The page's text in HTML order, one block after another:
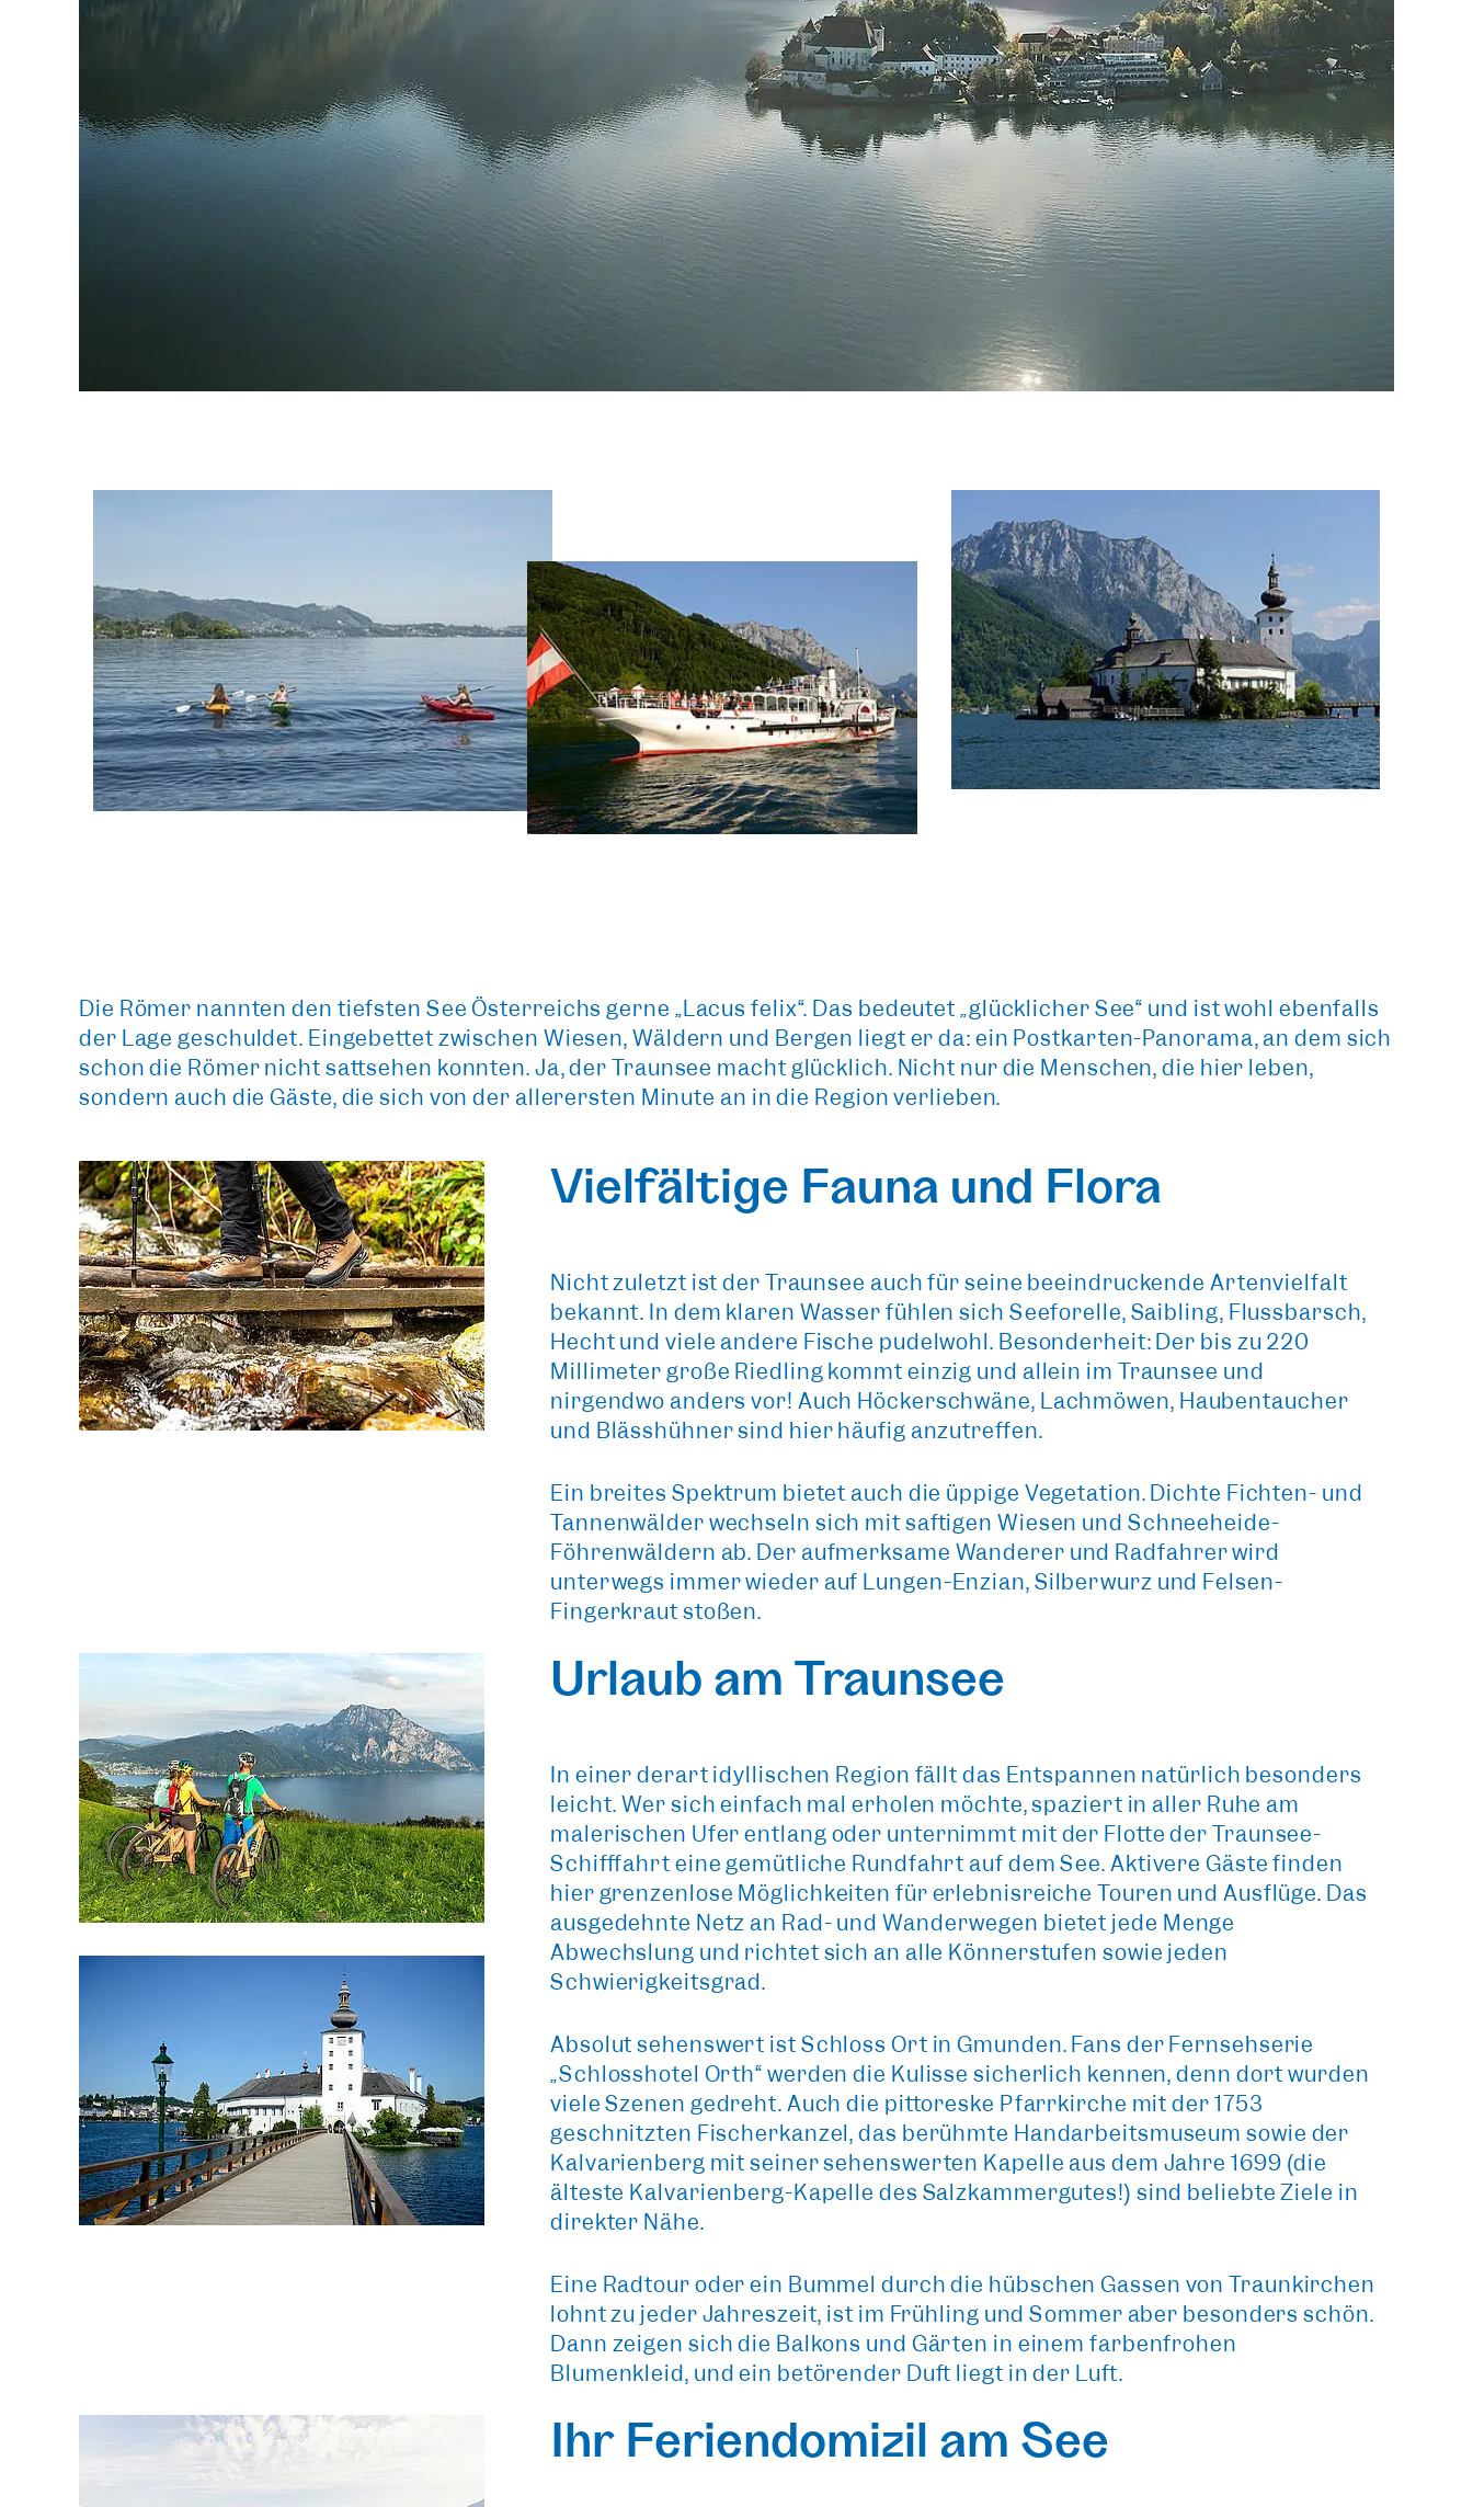
Die Römer nannten den tiefsten See Österreichs gerne „Lacus felix“. Das bedeutet „glücklicher See“ und ist wohl ebenfalls
der Lage geschuldet. Eingebettet zwischen Wiesen, Wäldern und Bergen liegt er da: ein Postkarten-Panorama, an dem sich
schon die Römer nicht sattsehen konnten. Ja, der Traunsee macht glücklich. Nicht nur die Menschen, die hier leben,
sondern auch die Gäste, die sich von der allerersten Minute an in die Region verlieben.
Vielfältige Fauna und Flora
Nicht zuletzt ist der Traunsee auch für seine beeindruckende Artenvielfalt
bekannt. In dem klaren Wasser fühlen sich Seeforelle, Saibling, Flussbarsch,
Hecht und viele andere Fische pudelwohl. Besonderheit: Der bis zu 220
Millimeter große Riedling kommt einzig und allein im Traunsee und
nirgendwo anders vor! Auch Höckerschwäne, Lachmöwen, Haubentaucher
und Blässhühner sind hier häufig anzutreffen.
Ein breites Spektrum bietet auch die üppige Vegetation. Dichte Fichten- und
Tannenwälder wechseln sich mit saftigen Wiesen und Schneeheide-
Föhrenwäldern ab. Der aufmerksame Wanderer und Radfahrer wird
unterwegs immer wieder auf Lungen-Enzian, Silberwurz und Felsen-
Fingerkraut stoßen.
Urlaub am Traunsee
In einer derart idyllischen Region fällt das Entspannen natürlich besonders
leicht. Wer sich einfach mal erholen möchte, spaziert in aller Ruhe am
malerischen Uferentlang oder unternimmt mit der Flotte der Traunsee-
Schifffahrt eine gemütliche Rundfahrt auf dem See. Aktivere Gäste finden
hier grenzenlose Möglichkeiten für erlebnisreiche Touren und Ausflüge. Das
ausgedehnte Netz an Rad- und Wanderwegen bietet jede Menge
Abwechslung und richtet sich an alle Könnerstufen sowie jeden
Schwierigkeitsgrad.
Absolut sehenswert ist Schloss Ort in Gmunden. Fans der Fernsehserie
„Schlosshotel Orth“ werden die Kulisse sicherlich kennen, denn dort wurden
viele Szenen gedreht. Auch die pittoreske Pfarrkirche mit der 1753
geschnitzten Fischerkanzel, das berühmte Handarbeitsmuseum sowie der
Kalvarienberg mit seiner sehenswerten Kapelle aus dem Jahre 1699 (die
älteste Kalvarienberg-Kapelle des Salzkammergutes!) sind beliebte Ziele in
direkter Nähe.
Eine Radtour oder ein Bummel durch die hübschen Gassen von Traunkirchen
lohnt zu jeder Jahreszeit, ist im Frühling und Sommer aber besonders schön.
Dann zeigen sich die Balkons und Gärten in einem farbenfrohen
Blumenkleid, und ein betörender Duft liegt in der Luft.
Ihr Feriendomizil am See